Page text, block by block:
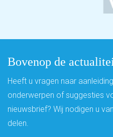
Bovenop de
Heeft u vragen naar
onderwerpen of suggesties
nieuwsbrief? Wij nodigen u
delen.